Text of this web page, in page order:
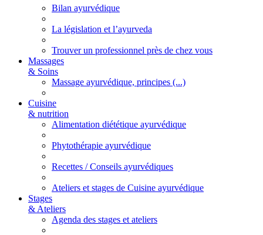
Bilan ayurvédique
La législation et l’ayurveda
Trouver un professionnel près de chez vous
Massages
& Soins
Massage ayurvédique, principes (...)
Cuisine
& nutrition
Alimentation diététique ayurvédique
Phytothérapie ayurvédique
Recettes / Conseils ayurvédiques
Ateliers et stages de Cuisine ayurvédique
Stages
& Ateliers
Agenda des stages et ateliers